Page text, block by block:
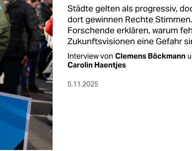
Städte gelten als progressiv,
dort gewinnen Rechte
Forschende erklären, warum
Zukunftsvisionen eine Gefahr
Interview von Clemens Böckmann
Carolin Haentjes
5.11.2025